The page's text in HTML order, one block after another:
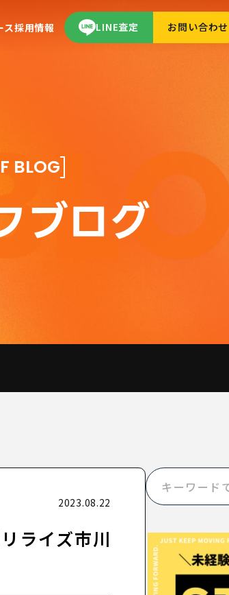
ス採用情報 LINE査定 お問い合わせ
BLOG
ブログ
2023.08.22
ライズ市川